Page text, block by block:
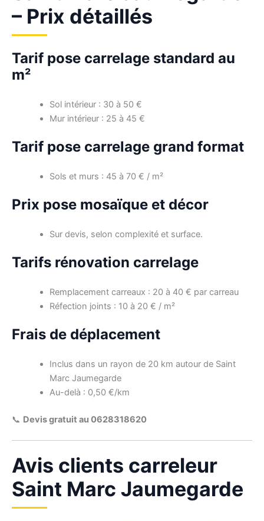
– Prix détaillés
Tarif pose carrelage standard au
m²
Sol intérieur : 30 à 50 €
Mur intérieur : 25 à 45 €
Tarif pose carrelage grand format
Sols et murs : 45 à 70 € / m²
Prix pose mosaïque et décor
Sur devis, selon complexité et surface.
Tarifs rénovation carrelage
Remplacement carreaux : 20 à 40 € par carreau
Réfection joints : 10 à 20 € / m²
Frais de déplacement
Inclus dans un rayon de 20 km autour de Saint
Marc Jaumegarde
Au-delà : 0,50 €/km
📞 Devis gratuit au 0628318620
Avis clients carreleur
Saint Marc Jaumegarde